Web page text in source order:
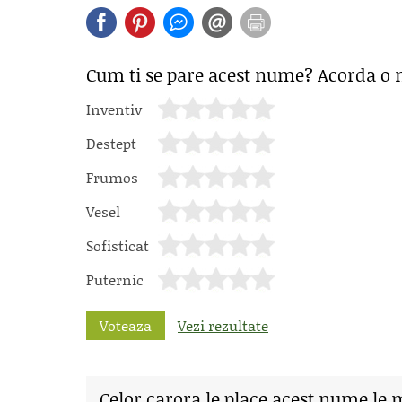
Cum ti se pare acest nume? Acorda o
Inventiv
Destept
Frumos
Vesel
Sofisticat
Puternic
Voteaza Vezi rezultate